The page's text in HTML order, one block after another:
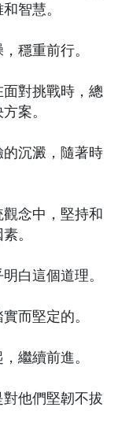
智慧。
穩重前行。
對挑戰時，總
案。
沉澱，隨著時
念中，堅持和
。
白這個道理。
而堅定的。
繼續前進。
他們堅韌不拔